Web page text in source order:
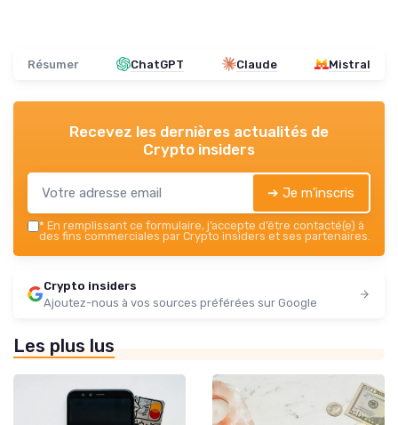
Résumer ChatGPT Claude Mistral
Recevez les dernières actualités de
Crypto insiders
➔ Je m'inscris
* En remplissant ce formulaire, j’accepte d’être contacté(e) à
des fins commerciales par Crypto insiders et ses partenaires.
Crypto insiders
Ajoutez-nous à vos sources préférées sur Google
Les plus lus